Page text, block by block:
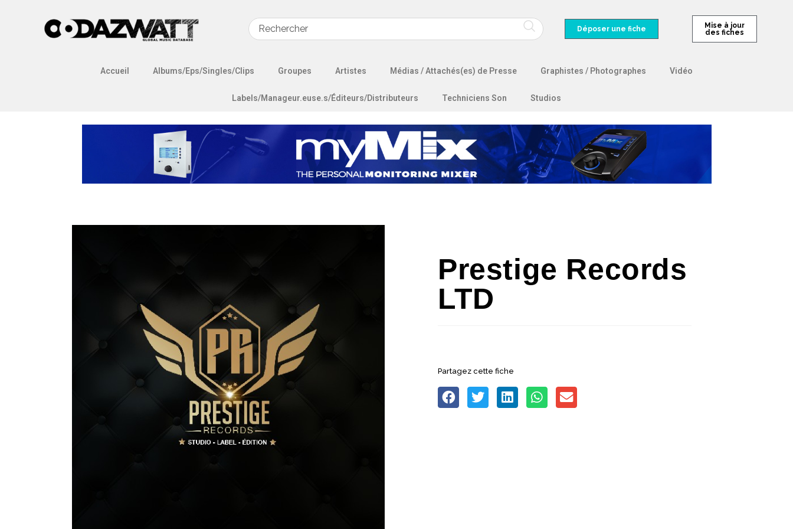
Déposer une fiche
Mise à jour
des fiches
Accueil Albums/Eps/Singles/Clips Groupes Artistes Médias / Attachés(es) de Presse Graphistes / Photographes Vidéo
Labels/Manageur.euse.s/Éditeurs/Distributeurs Techniciens Son Studios
Prestige Records
LTD
Partagez cette fiche